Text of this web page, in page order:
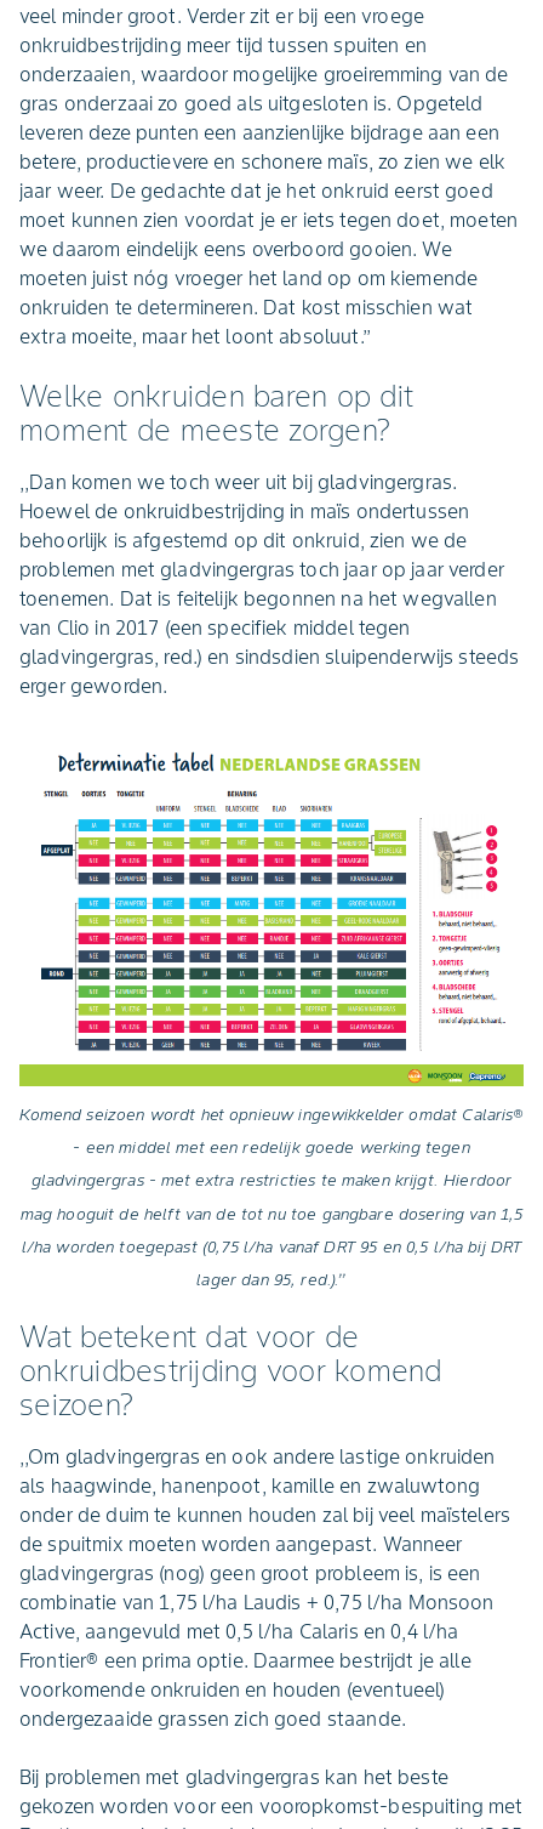
veel minder groot. Verder zit er bij een vroege
onkruidbestrijding meer tijd tussen spuiten en
onderzaaien, waardoor mogelijke groeiremming van de
gras onderzaai zo goed als uitgesloten is. Opgeteld
leveren deze punten een aanzienlijke bijdrage aan een
betere, productievere en schonere maïs, zo zien we elk
jaar weer. De gedachte dat je het onkruid eerst goed
moet kunnen zien voordat je er iets tegen doet, moeten
we daarom eindelijk eens overboord gooien. We
moeten juist nóg vroeger het land op om kiemende
onkruiden te determineren. Dat kost misschien wat
extra moeite, maar het loont absoluut.’’
Welke onkruiden baren op dit
moment de meeste zorgen?
,,Dan komen we toch weer uit bij gladvingergras.
Hoewel de onkruidbestrijding in maïs ondertussen
behoorlijk is afgestemd op dit onkruid, zien we de
problemen met gladvingergras toch jaar op jaar verder
toenemen. Dat is feitelijk begonnen na het wegvallen
van Clio in 2017 (een specifiek middel tegen
gladvingergras, red.) en sindsdien sluipenderwijs steeds
erger geworden.
Komend seizoen wordt het opnieuw ingewikkelder omdat Calaris®
- een middel met een redelijk goede werking tegen
gladvingergras - met extra restricties te maken krijgt. Hierdoor
mag hooguit de helft van de tot nu toe gangbare dosering van 1,5
l/ha worden toegepast (0,75 l/ha vanaf DRT 95 en 0,5 l/ha bij DRT
lager dan 95, red.).’’
Wat betekent dat voor de
onkruidbestrijding voor komend
seizoen?
,,Om gladvingergras en ook andere lastige onkruiden
als haagwinde, hanenpoot, kamille en zwaluwtong
onder de duim te kunnen houden zal bij veel maïstelers
de spuitmix moeten worden aangepast. Wanneer
gladvingergras (nog) geen groot probleem is, is een
combinatie van 1,75 l/ha Laudis + 0,75 l/ha Monsoon
Active, aangevuld met 0,5 l/ha Calaris en 0,4 l/ha
Frontier® een prima optie. Daarmee bestrijdt je alle
voorkomende onkruiden en houden (eventueel)
ondergezaaide grassen zich goed staande.
Bij problemen met gladvingergras kan het beste
gekozen worden voor een vooropkomst-bespuiting met